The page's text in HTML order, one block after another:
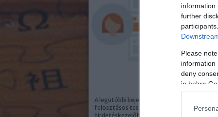
information
further
Please
information
deny
in below
A legutóbbi bejegyzésben megnéztük, mi az
felosztásos tesztelés a Facebook
hirdetéskezelőben, ebben a bejegyzésben